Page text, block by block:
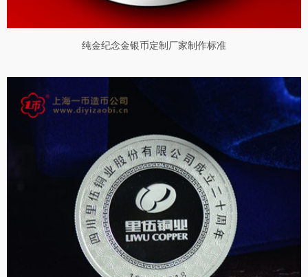
纯金纪念金银币定制厂家制作标准